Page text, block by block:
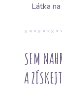
Látka
SEM
A